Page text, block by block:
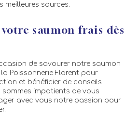
meilleures sources.
saumon frais dès
de savourer notre saumon
Poissonnerie Florent pour
et bénéficier de conseils
sommes impatients de vous
avec vous notre passion pour